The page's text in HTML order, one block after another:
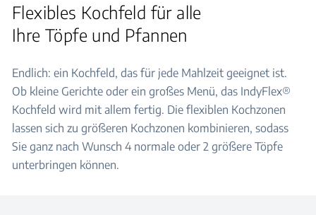
Flexibles Kochfeld für alle
Ihre Töpfe und Pfannen
Endlich: ein Kochfeld, das für jede Mahlzeit geeignet ist.
Ob kleine Gerichte oder ein großes Menü, das IndyFlex®
Kochfeld wird mit allem fertig. Die flexiblen Kochzonen
lassen sich zu größeren Kochzonen kombinieren, sodass
Sie ganz nach Wunsch 4 normale oder 2 größere Töpfe
unterbringen können.